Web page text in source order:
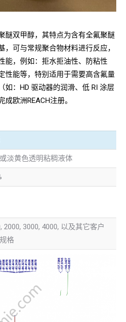
醚双甲醇，其特点为含有全氟聚醚
，可与常规聚合物材料进行反应，
能，例如：拒水拒油性、防粘性
性能等，特别适用于需要高含氟量
如：HD 驱动器的润滑、低 RI 涂层
欧洲REACH注册。
淡黄色透明粘稠液体
2000, 3000, 4000, 以及其它客户
格